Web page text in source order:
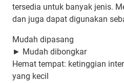
tersedia untuk banyak jenis.
dan juga dapat digunakan
Mudah dipasang
► Mudah dibongkar
Hemat tempat: ketinggian
yang kecil